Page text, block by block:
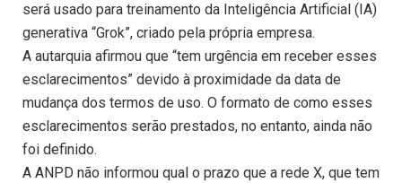
será usado para treinamento da Inteligência Artificial (IA)
generativa “Grok”, criado pela própria empresa.
A autarquia afirmou que “tem urgência em receber esses
esclarecimentos” devido à proximidade da data de
mudança dos termos de uso. O formato de como esses
esclarecimentos serão prestados, no entanto, ainda não
foi definido.
A ANPD não informou qual o prazo que a rede X, que tem